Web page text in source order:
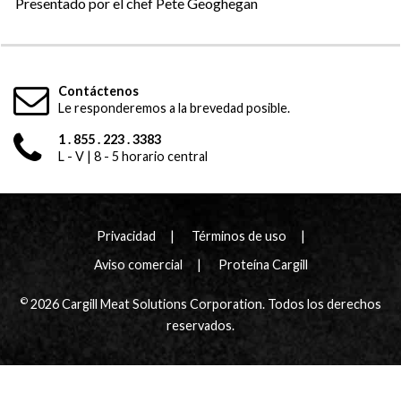
Presentado por el chef Pete Geoghegan
Contáctenos
Le responderemos a la brevedad posible.
1 . 855 . 223 . 3383
L - V | 8 - 5 horario central
Privacidad
Términos de uso
Aviso comercial
Proteína Cargill
©2026 Cargill Meat Solutions Corporation. Todos los derechos
reservados.